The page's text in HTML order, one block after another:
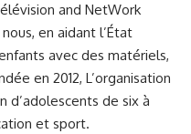
and NetWork
en aidant l’État
avec des matériels,
en 2012, L’organisation
d’adolescents de six à
et sport.